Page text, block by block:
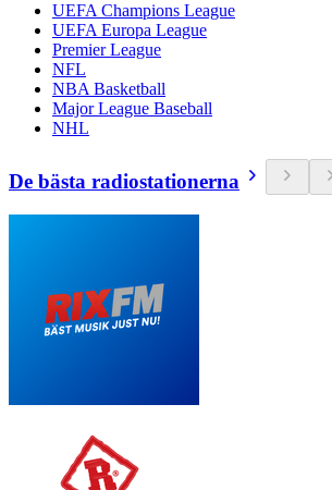
UEFA Champions League
UEFA Europa League
Premier League
NFL
NBA Basketball
Major League Baseball
NHL
De bästa radiostationerna